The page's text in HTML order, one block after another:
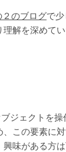
２のブログで
解を深めて
ジェクトを
この要素に
味がある方